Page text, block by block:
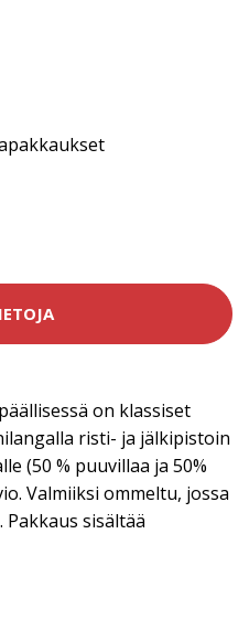
on klassiset
risti- ja jälkipistoin
(50 % puuvillaa ja 50%
Valmiiksi ommeltu, jossa
Pakkaus sisältää